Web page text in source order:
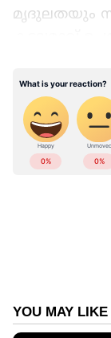
മൃദുലതയും
ചെയ്യാൻ
കൂട്ടാൻ